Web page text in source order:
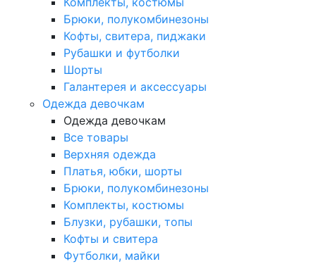
Брюки, полукомбинезоны
Кофты, свитера, пиджаки
Рубашки и футболки
Шорты
Галантерея и аксессуары
Одежда девочкам
Одежда девочкам
Все товары
Верхняя одежда
Платья, юбки, шорты
Брюки, полукомбинезоны
Комплекты, костюмы
Блузки, рубашки, топы
Кофты и свитера
Футболки, майки